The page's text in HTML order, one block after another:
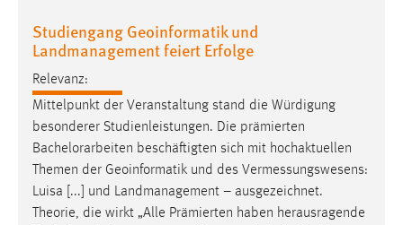
Studiengang Geoinformatik und
Landmanagement feiert Erfolge
Relevanz:
Mittelpunkt der Veranstaltung stand die Würdigung
besonderer Studienleistungen. Die prämierten
Bachelorarbeiten beschäftigten sich mit hochaktuellen
Themen der Geoinformatik und des Vermessungswesens:
Luisa [...] und Landmanagement – ausgezeichnet.
Theorie, die wirkt „Alle Prämierten haben herausragende
fe_user, be_user, be_lastLoginProvider
Zweck:
Dieser Cookie ist notwendig um sich an der Website
einloggen zu können.
Cookie Laufzeit:
24 Stunden